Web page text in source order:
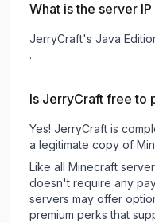
What is the server
JerryCraft's Java
.
Is JerryCraft free to
Yes! JerryCraft is
a legitimate copy of
Like all Minecraft
doesn't require any
servers may offer
premium perks that